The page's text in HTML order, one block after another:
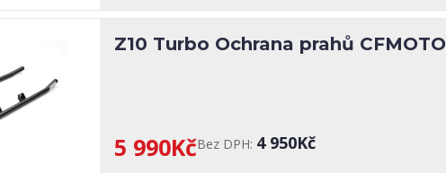
Z10 Turbo Ochrana prahů CFMOTO
5 990KčBez DPH: 4 950Kč